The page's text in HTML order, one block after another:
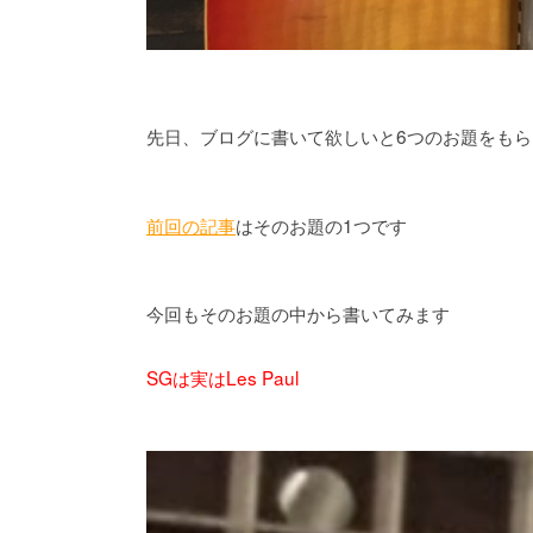
先日、ブログに書いて欲しいと6つのお題をも
前回の記事はそのお題の1つです
今回もそのお題の中から書いてみます
SGは実はLes Paul